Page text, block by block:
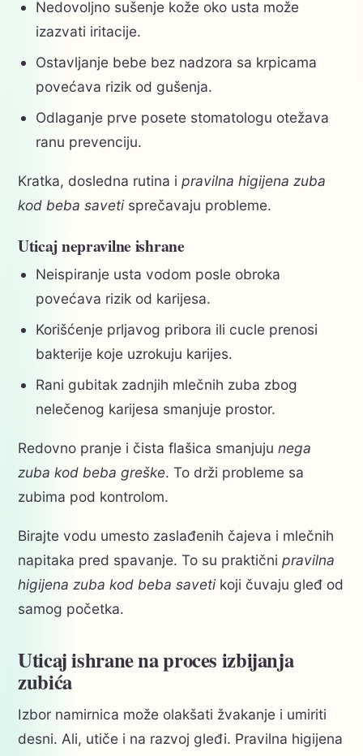
Nedovoljno sušenje kože oko usta može
izazvati iritacije.
Ostavljanje bebe bez nadzora sa krpicama
povećava rizik od gušenja.
Odlaganje prve posete stomatologu otežava
ranu prevenciju.
Kratka, dosledna rutina i pravilna higijena zuba
kod beba saveti sprečavaju probleme.
Uticaj nepravilne ishrane
Neispiranje usta vodom posle obroka
povećava rizik od karijesa.
Korišćenje prljavog pribora ili cucle prenosi
bakterije koje uzrokuju karijes.
Rani gubitak zadnjih mlečnih zuba zbog
nelečenog karijesa smanjuje prostor.
Redovno pranje i čista flašica smanjuju nega
zuba kod beba greške. To drži probleme sa
zubima pod kontrolom.
Birajte vodu umesto zaslađenih čajeva i mlečnih
napitaka pred spavanje. To su praktični pravilna
higijena zuba kod beba saveti koji čuvaju gleđ od
samog početka.
Uticaj ishrane na proces izbijanja
zubića
Izbor namirnica može olakšati žvakanje i umiriti
desni. Ali, utiče i na razvoj gleđi. Pravilna higijena